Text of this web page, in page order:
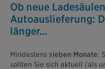
Ob neue
Autoauslieferung:
länger...
Mindestens sieben Monate:
sollten Sie sich aktuell (als